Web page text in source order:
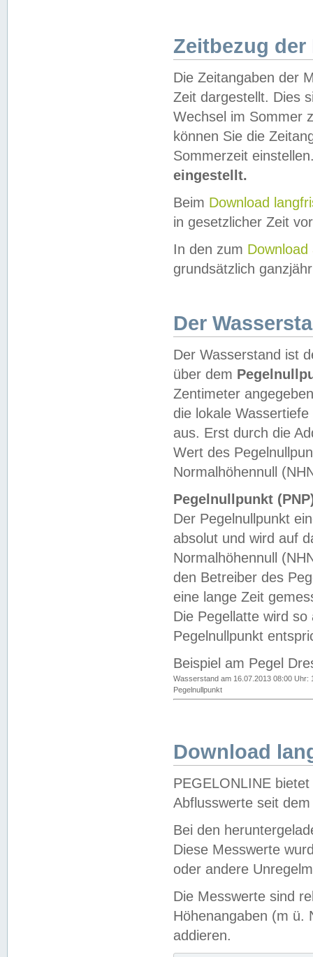
Zeitbezug der
Die Zeitangaben der
Zeit dargestellt. Dies
Wechsel im Sommer
können Sie die
Sommerzeit
eingestellt.
Beim Download
in gesetzlicher Zeit
In den zum Download
grundsätzlich
Der
Der Wasserstand ist
über dem
Zentimeter
die lokale
aus. Erst durch die
Wert des
Normalhöhennull
Pegelnullpunkt
Der Pegelnullpunkt
absolut und wird auf
Normalhöhennull
den Betreiber des
eine lange Zeit
Die Pegellatte wird
Pegelnullpunkt
Beispiel am Pegel
Wasserstand am 16.07.2013 08:00 Uhr:
Pegelnullpunkt
Download
PEGELONLINE
Abflusswerte seit
Bei den
Diese Messwerte
oder andere
Die Messwerte sind
Höhenangaben (m ü.
addieren.